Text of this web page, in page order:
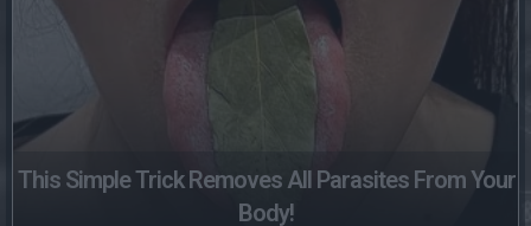
This Simple Trick Removes All Parasites From Your
Body!